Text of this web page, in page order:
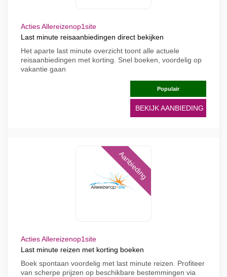
Acties Allereizenop1site
Last minute reisaanbiedingen direct bekijken
Het aparte last minute overzicht toont alle actuele
reisaanbiedingen met korting. Snel boeken, voordelig op
vakantie gaan
Populair
BEKIJK AANBIEDING
Aanbieding
Acties Allereizenop1site
Last minute reizen met korting boeken
Boek spontaan voordelig met last minute reizen. Profiteer
van scherpe prijzen op beschikbare bestemmingen via